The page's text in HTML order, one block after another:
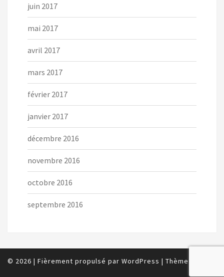
juin 2017
mai 2017
avril 2017
mars 2017
février 2017
janvier 2017
décembre 2016
novembre 2016
octobre 2016
septembre 2016
© 2026 | Fièrement propulsé par WordPress | Thème :